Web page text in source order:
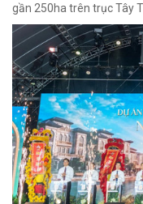
gần 250ha trên trục Tây